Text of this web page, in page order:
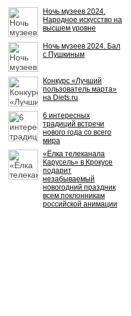
Ночь музеев 2024.
Народное искусство на
высшем уровне
Ночь музеев 2024. Бал
с Пушкиным
Конкурс «Лучший
пользователь марта»
на Diets.ru
6 интересных
традиций встречи
нового года со всего
мира
«Ёлка телеканала
Карусель» в Крокусе
подарит
незабываемый
новогодний праздник
всем поклонникам
российской анимации